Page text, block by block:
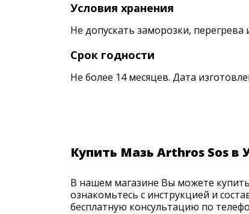
Условия хранения
Не допускать заморозки,
Срок годности
Не более 14 месяцев. Дата
Купить Мазь Arthros Sos в
В нашем магазине Вы можете
ознакомьтесь с инструкцией и
бесплатную консультацию по